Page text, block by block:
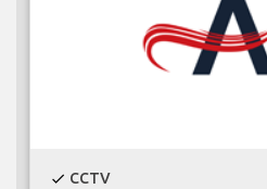
check CCTV